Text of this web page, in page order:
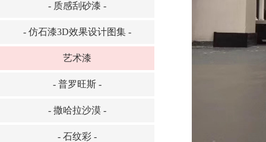
- 质感刮砂漆 -
- 仿石漆3D效果设计图集 -
艺术漆
- 普罗旺斯 -
- 撒哈拉沙漠 -
- 石纹彩 -